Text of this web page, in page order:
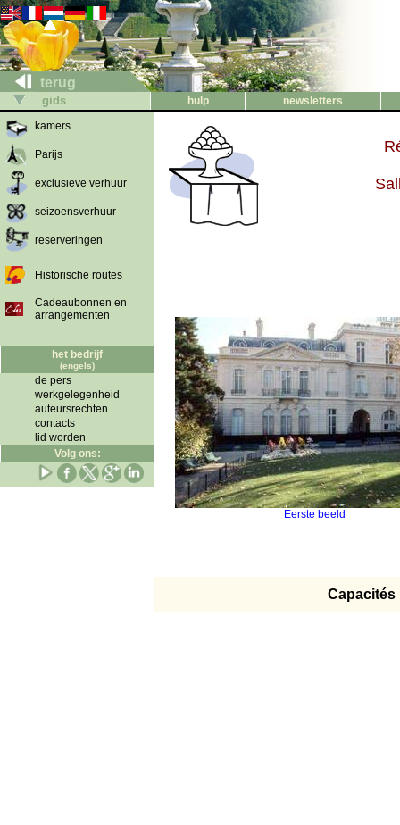
terug
gids hulp
newsletters
kamers
Parijs
exclusieve verhuur
seizoensverhuur
reserveringen
Historische routes
Cadeaubonnen en
arrangementen
het bedrijf
(engels)
de pers
werkgelegenheid
auteursrechten
contacts
lid worden
Volg ons:
Eerste beeld
Capacités